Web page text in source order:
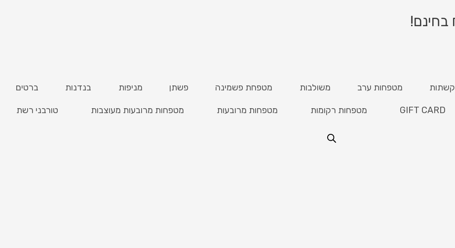
קשתות מטפחות ערב משולבות מטפחת פשמינה פשתן מניפות בנדנות ברטים
GIFT CARD מטפחות רקומות מטפחות מרובעות מטפחות מרובעות מעוצבות טורבני רשת